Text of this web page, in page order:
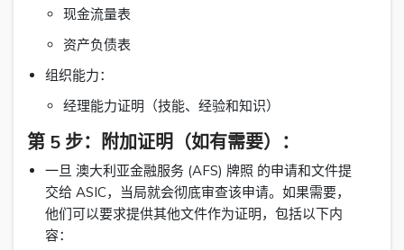
现金流量表
资产负债表
组织能力：
经理能力证明（技能、经验和知识）
第 5 步：附加证明（如有需要）：
一旦 澳大利亚金融服务 (AFS) 牌照 的申请和文件提
交给 ASIC，当局就会彻底审查该申请。如果需要，
他们可以要求提供其他文件作为证明，包括以下内
容：